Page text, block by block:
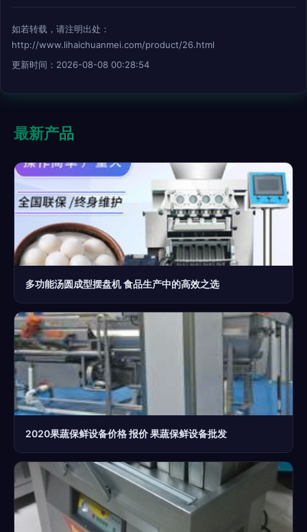
如若转载，请注明出处：
http://www.lihaichuanmei.com/product/26.html
更新时间：2026-08-08 00:28:54
最新产品
多功能汤圆成型摆盘机 食品生产中的高效之选
2020果蔬保鲜设备价格 报价 果蔬保鲜设备批发